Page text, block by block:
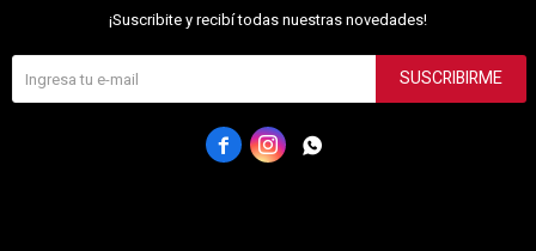
¡Suscribite y recibí todas nuestras novedades!
SUSCRIBIRME
  